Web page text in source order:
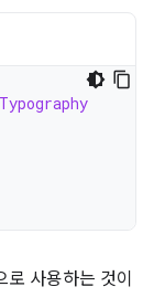
사용하는 것이